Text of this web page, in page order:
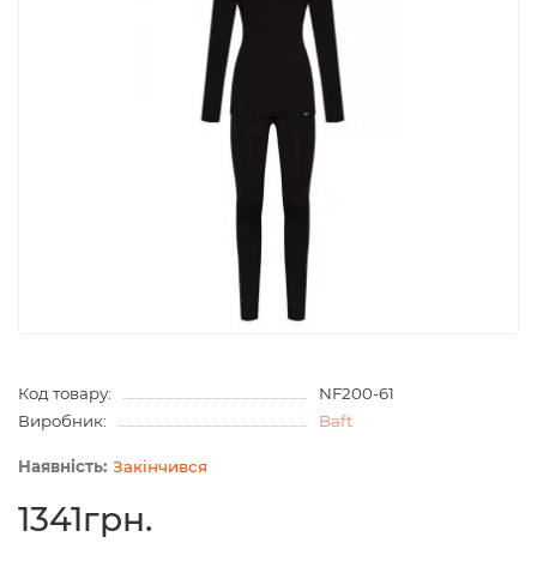
Код товару:
NF200-61
Виробник:
Baft
Закінчився
1341грн.